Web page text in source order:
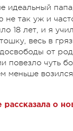
идеальный
так уж и
18 лет, и я
весь в
от
повезло чуть
меньше
рассказала о